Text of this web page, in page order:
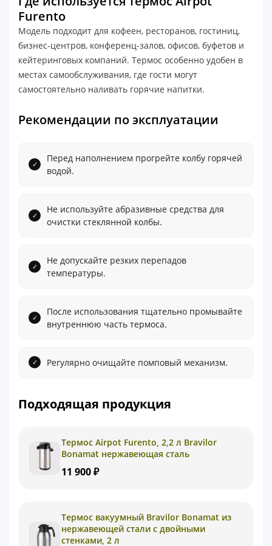
Furento
Модель подходит для кофеен, ресторанов, гостиниц,
бизнес-центров, конференц-залов, офисов, буфетов и
кейтеринговых компаний. Термос особенно удобен в
местах самообслуживания, где гости могут
самостоятельно наливать горячие напитки.
Рекомендации по эксплуатации
Перед наполнением прогрейте колбу горячей
водой.
Не используйте абразивные средства для
очистки стеклянной колбы.
Не допускайте резких перепадов
температуры.
После использования тщательно промывайте
внутреннюю часть термоса.
Регулярно очищайте помповый механизм.
Подходящая продукция
Термос Airpot Furento, 2,2 л Bravilor
Bonamat нержавеющая сталь
11 900 ₽
Термос вакуумный Bravilor Bonamat из
нержавеющей стали с двойными
стенками, 2 л